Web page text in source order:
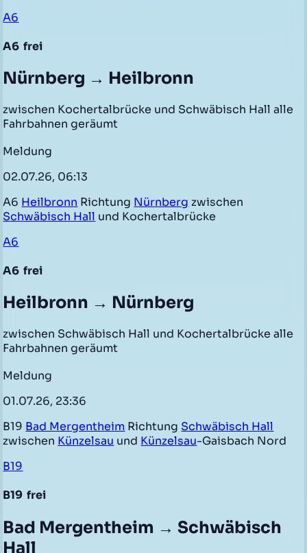
A6
A6 frei
Nürnberg → Heilbronn
zwischen Kochertalbrücke und Schwäbisch Hall alle
Fahrbahnen geräumt
Meldung
02.07.26, 06:13
A6 Heilbronn Richtung Nürnberg zwischen
Schwäbisch Hall und Kochertalbrücke
A6
A6 frei
Heilbronn → Nürnberg
zwischen Schwäbisch Hall und Kochertalbrücke alle
Fahrbahnen geräumt
Meldung
01.07.26, 23:36
B19 Bad Mergentheim Richtung Schwäbisch Hall
zwischen Künzelsau und Künzelsau-Gaisbach Nord
B19
B19 frei
Bad Mergentheim → Schwäbisch
Hall